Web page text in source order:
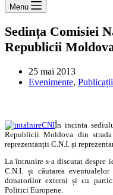
Menu
Sedința Comisiei
Republicii
25 mai 2013
Evenimente, Publicații
În incinta
Republicii Moldova din
reprezentanții C.N.I. și
La întrunire s-a discutat despre
C.N.I. și căutarea
donatorilor externi și cu
Politici Europene.